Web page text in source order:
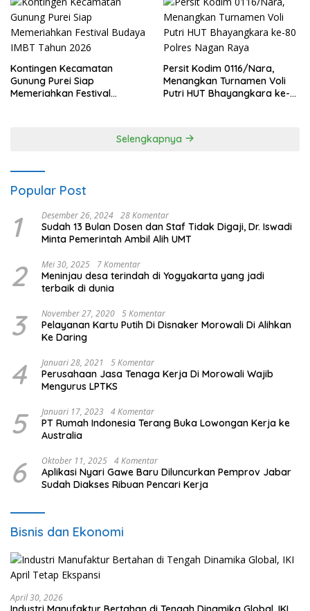
Kontingen Kecamatan
Gunung Purei Siap
Memeriahkan Festival
Persit Kodim 0116/Nara,
Menangkan Turnamen Voli
Putri HUT Bhayangkara ke-
Selengkapnya
Popular Post
1 Desember 26, 2024 28 Komentar
Sudah 13 Bulan Dosen dan Staf Tidak Digaji, Dr. Iswadi
Minta Pemerintah Ambil Alih UMT
2 Mei 30, 2025 7 Komentar
Meninjau desa terindah di Yogyakarta yang jadi
terbaik di dunia
3 November 27, 2020 5 Komentar
Pelayanan Kartu Putih Di Disnaker Morowali Di Alihkan
Ke Daring
4 Januari 28, 2021 5 Komentar
Perusahaan Jasa Tenaga Kerja Di Morowali Wajib
Mengurus LPTKS
5 Januari 17, 2023 4 Komentar
PT Rumah Indonesia Terang Buka Lowongan Kerja ke
Australia
6 Oktober 11, 2025 4 Komentar
Aplikasi Nyari Gawe Baru Diluncurkan Pemprov Jabar
Sudah Diakses Ribuan Pencari Kerja
Bisnis dan Ekonomi
April 30, 2026